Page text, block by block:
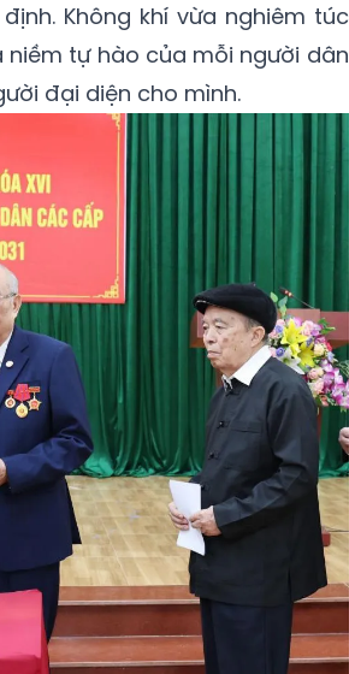
Không khí vừa nghiêm túc
tự hào của mỗi người dân
đại diện cho mình.